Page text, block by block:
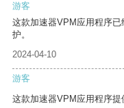
游客
这款加速器VPM应用程序
护。
2024-04-10
游客
这款加速器VPM应用程序提